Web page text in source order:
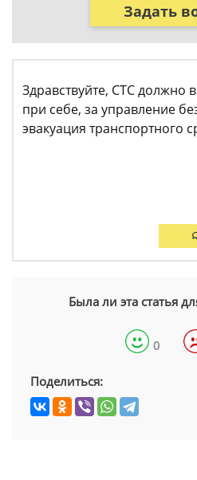
Задать
Здравствуйте, СТС должно
при себе, за управление
эвакуация транспортного
Была ли эта статья
0
Поделиться: